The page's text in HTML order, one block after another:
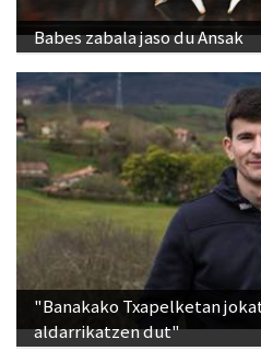
Babes zabala jaso du Ansak
"Banakako Txapelketan
aldarrikatzen dut"